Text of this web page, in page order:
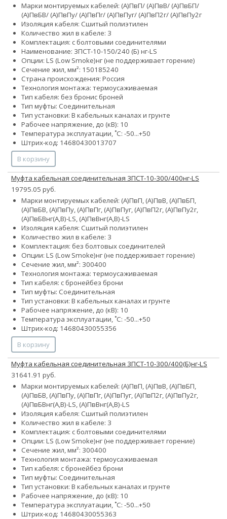
Марки монтируемых кабелей: (А)ПвП/ (А)ПвВ/ (А)ПвБП/
(А)ПвБВ/ (А)ПвПу/ (А)ПвПг/ (А)ПвПуг/ (А)ПвП2г/ (А)ПвПу2г
Изоляция кабеля: Сшитый полиэтилен
Количество жил в кабеле: 3
Комплектация: с болтовыми соединителями
Наименование: 3ПСТ-10-150/240 (Б) нг-LS
Опции: LS (Low Smoke)нг (не поддерживает горение)
Сечение жил, мм²: 150185240
Страна происхождения: Россия
Технология монтажа: термоусаживаемая
Тип кабеля: без бронис броней
Тип муфты: Соединительная
Тип установки: В кабельных каналах и грунте
Рабочее напряжение, до (кВ): 10
Температура эксплуатации, ˚С: -50...+50
Штрих-код: 14680430013707
В корзину
Муфта кабельная соединительная 3ПСТ-10-300/400нг-LS
19795.05 руб.
Марки монтируемых кабелей: (А)ПвП, (А)ПвВ, (А)ПвБП,
(А)ПвБВ, (А)ПвПу, (А)ПвПг, (А)ПвПуг, (А)ПвП2г, (А)ПвПу2г,
(А)ПвБВнг(А,В)-LS, (А)ПвВнг(А,В)-LS
Изоляция кабеля: Сшитый полиэтилен
Количество жил в кабеле: 3
Комплектация: без болтовых соединителей
Опции: LS (Low Smoke)нг (не поддерживает горение)
Сечение жил, мм²: 300400
Технология монтажа: термоусаживаемая
Тип кабеля: с бронейбез брони
Тип муфты: Соединительная
Тип установки: В кабельных каналах и грунте
Рабочее напряжение, до (кВ): 10
Температура эксплуатации, ˚С: -50...+50
Штрих-код: 14680430055356
В корзину
Муфта кабельная соединительная 3ПСТ-10-300/400(Б)нг-LS
31641.91 руб.
Марки монтируемых кабелей: (А)ПвП, (А)ПвВ, (А)ПвБП,
(А)ПвБВ, (А)ПвПу, (А)ПвПг, (А)ПвПуг, (А)ПвП2г, (А)ПвПу2г,
(А)ПвБВнг(А,В)-LS, (А)ПвВнг(А,В)-LS
Изоляция кабеля: Сшитый полиэтилен
Количество жил в кабеле: 3
Комплектация: с болтовыми соединителями
Опции: LS (Low Smoke)нг (не поддерживает горение)
Сечение жил, мм²: 300400
Технология монтажа: термоусаживаемая
Тип кабеля: с бронейбез брони
Тип муфты: Соединительная
Тип установки: В кабельных каналах и грунте
Рабочее напряжение, до (кВ): 10
Температура эксплуатации, ˚С: -50...+50
Штрих-код: 14680430055363